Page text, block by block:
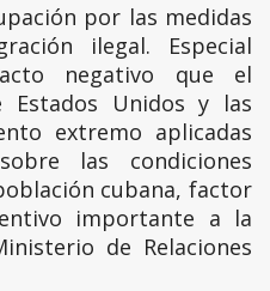
por las medidas
ilegal. Especial
negativo que el
Estados Unidos y las
extremo aplicadas
las condiciones
cubana, factor
importante a la
de Relaciones